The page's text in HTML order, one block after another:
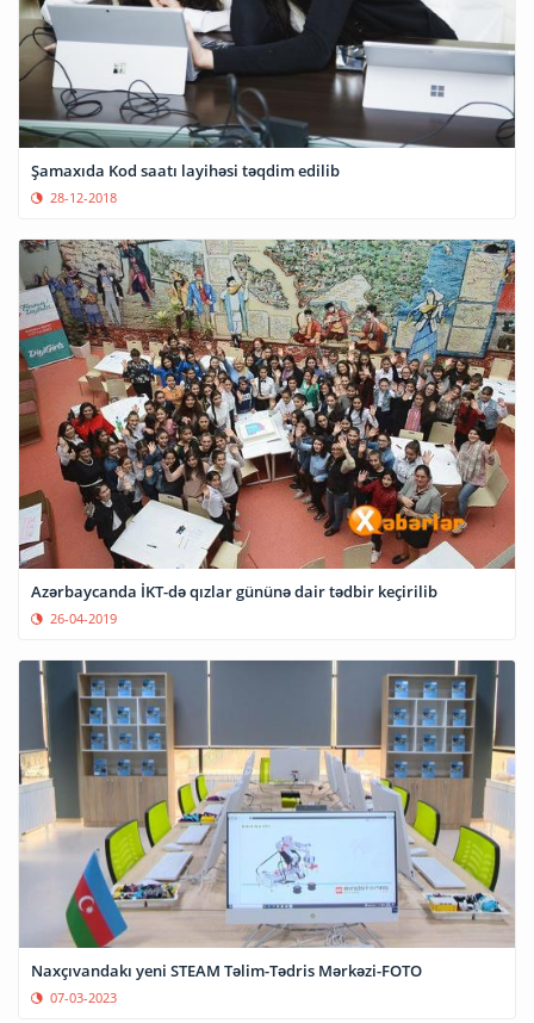
Şamaxıda Kod saatı layihəsi təqdim edilib
28-12-2018
Azərbaycanda İKT-də qızlar gününə dair tədbir keçirilib
26-04-2019
Naxçıvandakı yeni STEAM Təlim-Tədris Mərkəzi-FOTO
07-03-2023